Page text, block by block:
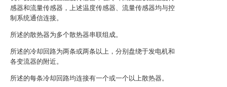
感器和流量传感器，上述温度传感器、流量传感器均与控
制系统通信连接。
所述的散热器为多个散热器串联组成。
所述的冷却回路为两条或两条以上，分别盘绕于发电机和
各变流器的附近。
所述的每条冷却回路均连接有一个或一个以上散热器。